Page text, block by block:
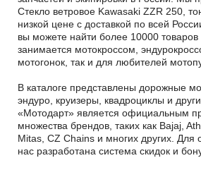
Стекло ветровое Kawasaki ZZR 250,
низкой цене с доставкой по всей
вы можете найти более 10000 товаров
занимается мотокроссом,
мотогонок, так и для любителей
В каталоге представлены дорожные
эндуро, круизеры, квадроциклы и
«Мотодарт» является официальным
множества брендов, таких как Bajaj,
Mitas, CZ Chains и многих других. Для
нас разработана система скидок и